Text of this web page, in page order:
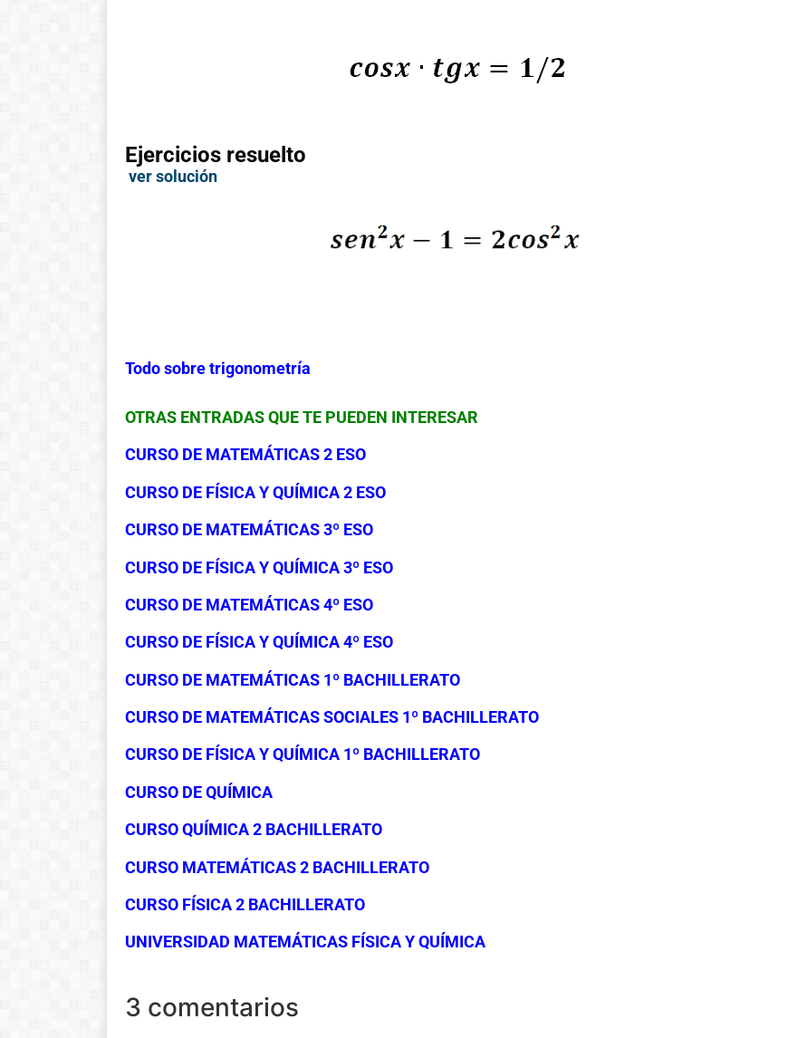
Ejercicios resuelto
ver solución
Todo sobre trigonometría
OTRAS ENTRADAS QUE TE PUEDEN INTERESAR
CURSO DE MATEMÁTICAS 2 ESO
CURSO DE FÍSICA Y QUÍMICA 2 ESO
CURSO DE MATEMÁTICAS 3º ESO
CURSO DE FÍSICA Y QUÍMICA 3º ESO
CURSO DE MATEMÁTICAS 4º ESO
CURSO DE FÍSICA Y QUÍMICA 4º ESO
CURSO DE MATEMÁTICAS 1º BACHILLERATO
CURSO DE MATEMÁTICAS SOCIALES 1º BACHILLERATO
CURSO DE FÍSICA Y QUÍMICA 1º BACHILLERATO
CURSO DE QUÍMICA
CURSO QUÍMICA 2 BACHILLERATO
CURSO MATEMÁTICAS 2 BACHILLERATO
CURSO FÍSICA 2 BACHILLERATO
UNIVERSIDAD MATEMÁTICAS FÍSICA Y QUÍMICA
3 comentarios